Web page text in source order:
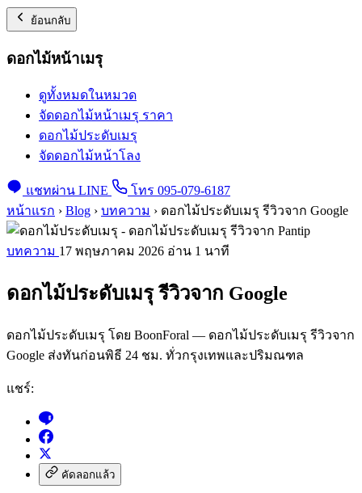
ย้อนกลับ
ดอกไม้หน้าเมรุ
ดูทั้งหมดในหมวด
จัดดอกไม้หน้าเมรุ ราคา
ดอกไม้ประดับเมรุ
จัดดอกไม้หน้าโลง
แชทผ่าน LINE
โทร 095-079-6187
หน้าแรก › Blog › บทความ › ดอกไม้ประดับเมรุ รีวิวจาก Google
บทความ 17 พฤษภาคม 2026 อ่าน 1 นาที
ดอกไม้ประดับเมรุ รีวิวจาก Google
ดอกไม้ประดับเมรุ โดย BoonForal — ดอกไม้ประดับเมรุ รีวิวจาก
Google ส่งทันก่อนพิธี 24 ชม. ทั่วกรุงเทพและปริมณฑล
แชร์:
คัดลอกแล้ว